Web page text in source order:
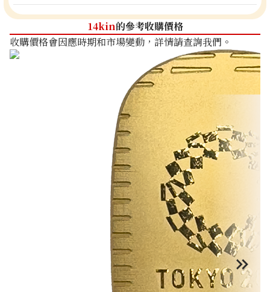
14kin的參考收購價格
收購價格會因應時期和市場變動，詳情請查詢我們。